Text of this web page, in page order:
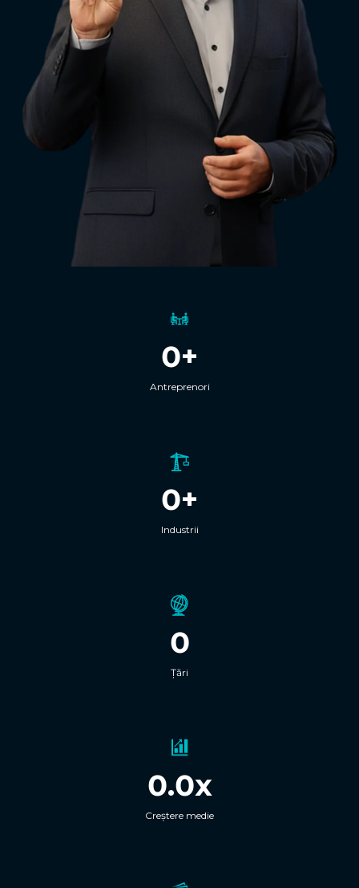
0+
Antreprenori
0+
Industrii
0
Țări
0.0x
Creștere medie